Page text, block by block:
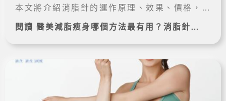
本文將介紹消脂針的運作原理、效果、價格，並
整理消脂針可能後遺症、副作用、禁忌與術後注
閱讀 醫美減脂瘦身哪個方法最有用？消脂針原理、效果、價格一覽！ 完整案例➔